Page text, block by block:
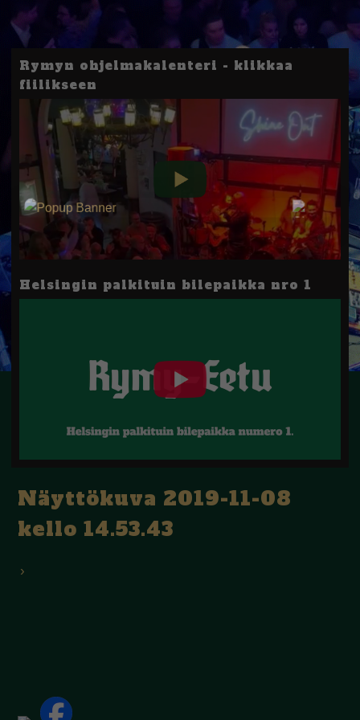
Rymyn ohjelmakalenteri - klikkaa
fiilikseen
Helsingin palkituin bilepaikka nro 1
Näyttökuva 2019-11-08
kello 14.53.43